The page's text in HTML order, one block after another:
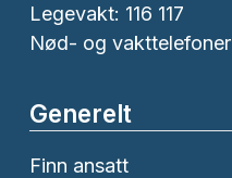
Legevakt: 116 117
Nød- og vakttelefoner
Generelt
Finn ansatt